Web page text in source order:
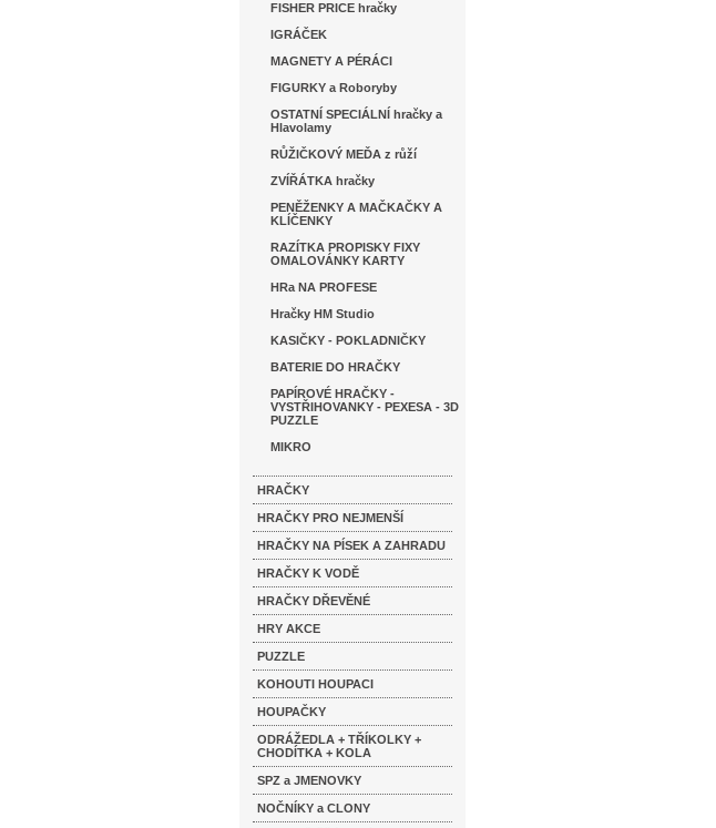
FISHER PRICE hračky
IGRÁČEK
MAGNETY A PÉRÁCI
FIGURKY a Roboryby
OSTATNÍ SPECIÁLNÍ hračky a
Hlavolamy
RŮŽIČKOVÝ MEĎA z růží
ZVÍŘÁTKA hračky
PENĚŽENKY A MAČKAČKY A
KLÍČENKY
RAZÍTKA PROPISKY FIXY
OMALOVÁNKY KARTY
HRa NA PROFESE
Hračky HM Studio
KASIČKY - POKLADNIČKY
BATERIE DO HRAČKY
PAPÍROVÉ HRAČKY -
VYSTŘIHOVANKY - PEXESA - 3D
PUZZLE
MIKRO
HRAČKY
HRAČKY PRO NEJMENŠÍ
HRAČKY NA PÍSEK A ZAHRADU
HRAČKY K VODĚ
HRAČKY DŘEVĚNÉ
HRY AKCE
PUZZLE
KOHOUTI HOUPACI
HOUPAČKY
ODRÁŽEDLA + TŘÍKOLKY +
CHODÍTKA + KOLA
SPZ a JMENOVKY
NOČNÍKY a CLONY